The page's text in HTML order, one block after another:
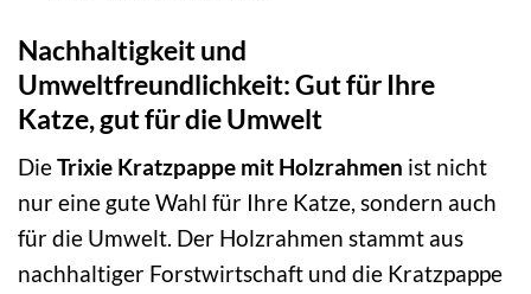
Nachhaltigkeit und
Umweltfreundlichkeit: Gut für Ihre
Katze, gut für die Umwelt
DieTrixie Kratzpappe mit Holzrahmen ist nicht
nur eine gute Wahl für Ihre Katze, sondern auch
für die Umwelt. Der Holzrahmen stammt aus
nachhaltiger Forstwirtschaft und die Kratzpappe